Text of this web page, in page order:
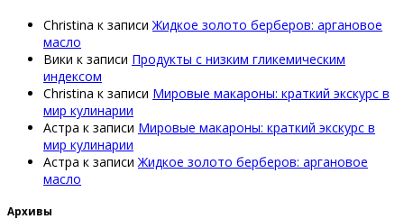
Christina к записи Жидкое золото берберов: аргановое
масло
Вики к записи Продукты с низким гликемическим
индексом
Christina к записи Мировые макароны: краткий экскурс в
мир кулинарии
Астра к записи Мировые макароны: краткий экскурс в
мир кулинарии
Астра к записи Жидкое золото берберов: аргановое
масло
Архивы